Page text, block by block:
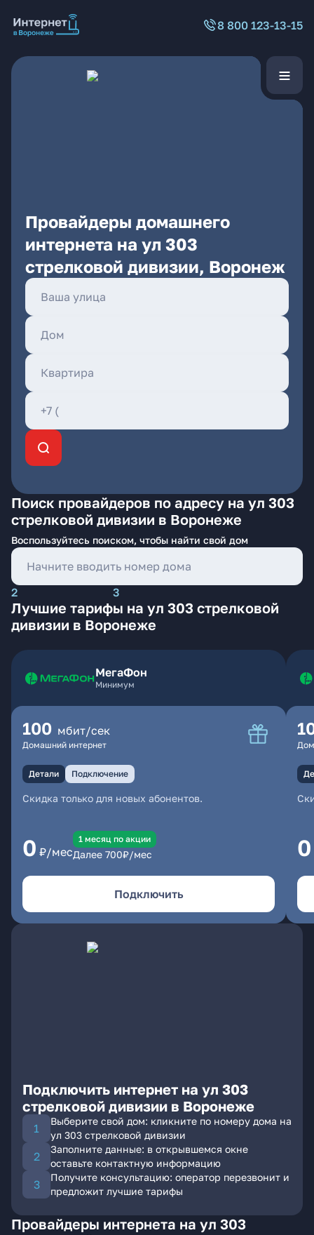
8 800 123-13-15
Провайдеры домашнего
интернета на ул 303
стрелковой дивизии, Воронеж
Поиск провайдеров по адресу на ул 303
стрелковой дивизии в Воронеже
Воспользуйтесь поиском, чтобы найти свой дом
2 3
Лучшие тарифы на ул 303 стрелковой
дивизии в Воронеже
МегаФон
Минимум
100 мбит/сек
Домашний интернет
Детали Подключение
Скидка только для новых абонентов.
0 ₽/мес
1 месяц по акции
Далее 700₽/мес
Подключить
0
Подключить интернет на ул 303
стрелковой дивизии в Воронеже
Выберите свой дом: кликните по номеру дома на
ул 303 стрелковой дивизии
Заполните данные: в открывшемся окне
оставьте контактную информацию
Получите консультацию: оператор перезвонит и
предложит лучшие тарифы
Провайдеры интернета на ул 303